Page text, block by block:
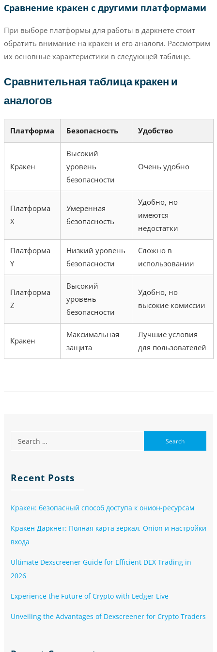
Сравнение кракен с другими платформами
При выборе платформы для работы в даркнете стоит
обратить внимание на кракен и его аналоги. Рассмотрим
их основные характеристики в следующей таблице.
Сравнительная таблица кракен и
аналогов
Платформа Безопасность Удобство
Кракен
Высокий
уровень
безопасности
Очень удобно
Платформа
X
Умеренная
безопасность
Удобно, но
имеются
недостатки
Платформа
Y
Низкий уровень
безопасности
Сложно в
использовании
Платформа
Z
Высокий
уровень
безопасности
Удобно, но
высокие комиссии
Кракен
Максимальная
защита
Лучшие условия
для пользователей
Recent Posts
Кракен: безопасный способ доступа к онион-ресурсам
Кракен Даркнет: Полная карта зеркал, Onion и настройки
входа
Ultimate Dexscreener Guide for Efficient DEX Trading in
2026
Experience the Future of Crypto with Ledger Live
Unveiling the Advantages of Dexscreener for Crypto Traders